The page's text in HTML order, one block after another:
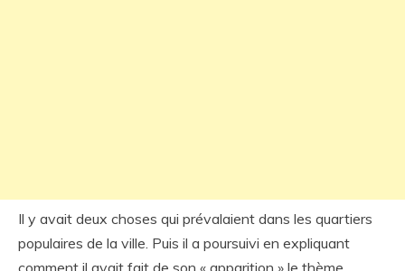
Il y avait deux choses qui prévalaient dans les quartiers
populaires de la ville. Puis il a poursuivi en expliquant
comment il avait fait de son « apparition » le thème